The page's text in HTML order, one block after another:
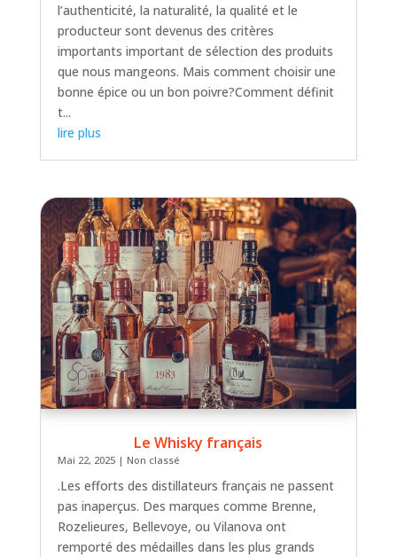
l’authenticité, la naturalité, la qualité et le
producteur sont devenus des critères
importants important de sélection des produits
que nous mangeons. Mais comment choisir une
bonne épice ou un bon poivre?Comment définit
t...
lire plus
Le Whisky français
Mai 22, 2025| Non classé
.Les efforts des distillateurs français ne passent
pas inaperçus. Des marques comme Brenne,
Rozelieures, Bellevoye, ou Vilanova ont
remporté des médailles dans les plus grands